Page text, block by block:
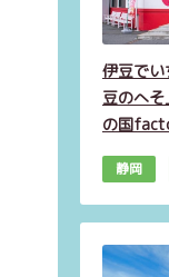
伊豆で
豆のへ
の国
静岡